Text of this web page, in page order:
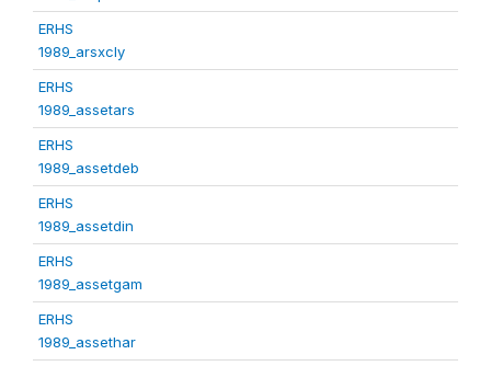
ERHS
1989_arsxcly
ERHS
1989_assetars
ERHS
1989_assetdeb
ERHS
1989_assetdin
ERHS
1989_assetgam
ERHS
1989_assethar